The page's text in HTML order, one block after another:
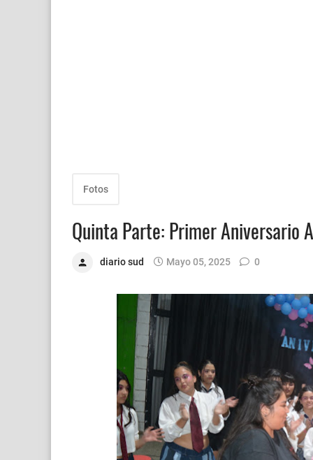
Fotos
Quinta Parte: Primer Aniversario
diario sud Mayo 05, 2025 0